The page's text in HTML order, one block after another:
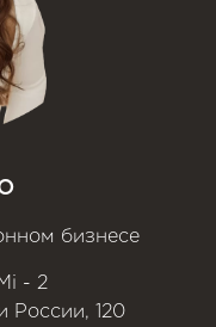
бизнесе
- 2
России, 120